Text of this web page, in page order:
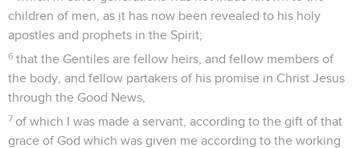
children of men, as it has now been revealed to his holy
apostles and prophets in the Spirit;
6 that the Gentiles are fellow heirs, and fellow members of
the body, and fellow partakers of his promise in Christ Jesus
through the Good News,
7 of which I was made a servant, according to the gift of that
grace of God which was given me according to the working